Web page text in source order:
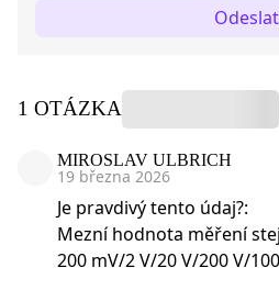
Odeslat
1 OTÁZKA
MIROSLAV ULBRICH
19 března 2026
Je pravdivý tento údaj?:
Mezní hodnota měření
200 mV/2 V/20 V/200 V/